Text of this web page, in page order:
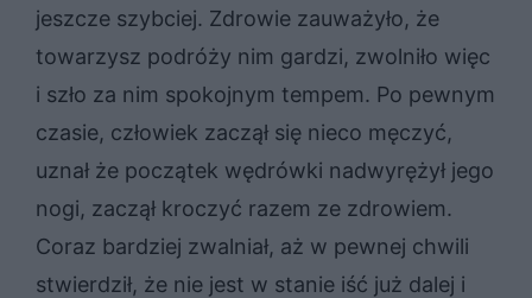
jeszcze szybciej. Zdrowie zauważyło, że
towarzysz podróży nim gardzi, zwolniło więc
i szło za nim spokojnym tempem. Po pewnym
czasie, człowiek zaczął się nieco męczyć,
uznał że początek wędrówki nadwyrężył jego
nogi, zaczął kroczyć razem ze zdrowiem.
Coraz bardziej zwalniał, aż w pewnej chwili
stwierdził, że nie jest w stanie iść już dalej i